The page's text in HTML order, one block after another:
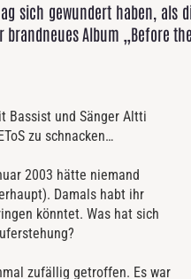
sich gewundert haben, als
Album „Before
Bassist und Sänger Altti
zu schnacken…
2003 hätte niemand
Damals habt ihr
könntet. Was hat sich
zufällig getroffen. Es war